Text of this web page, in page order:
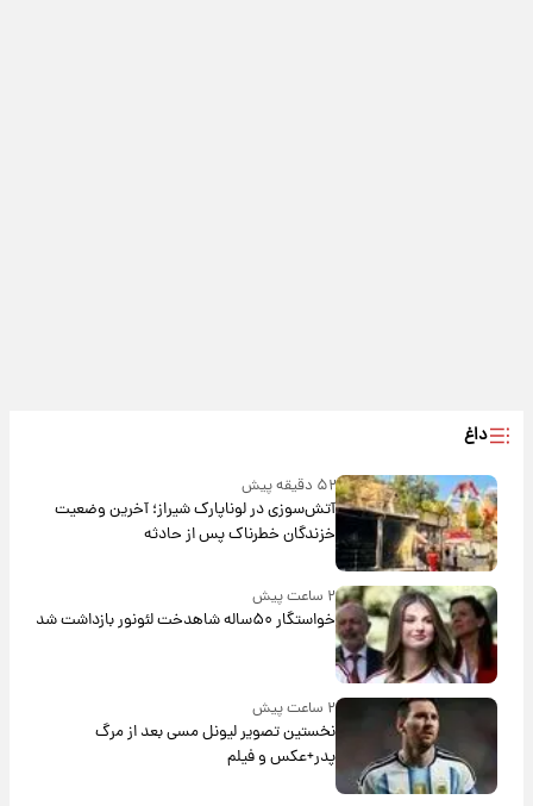
داغ
۵۲ دقیقه پیش
آتش‌سوزی در لوناپارک شیراز؛ آخرین وضعیت
خزندگان خطرناک پس از حادثه
۲ ساعت پیش
خواستگار ۵۰ساله شاهدخت لئونور بازداشت شد
۲ ساعت پیش
نخستین تصویر لیونل مسی بعد از مرگ
پدر+عکس و فیلم